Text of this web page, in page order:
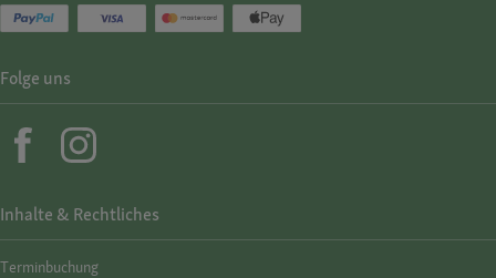
Inhalte & Rechtliches
Termin­buchung
Folge uns